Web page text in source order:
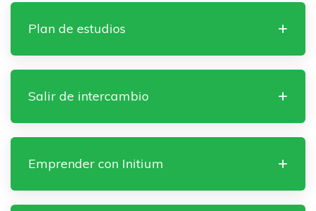
Plan de estudios
Salir de intercambio
Emprender con Initium